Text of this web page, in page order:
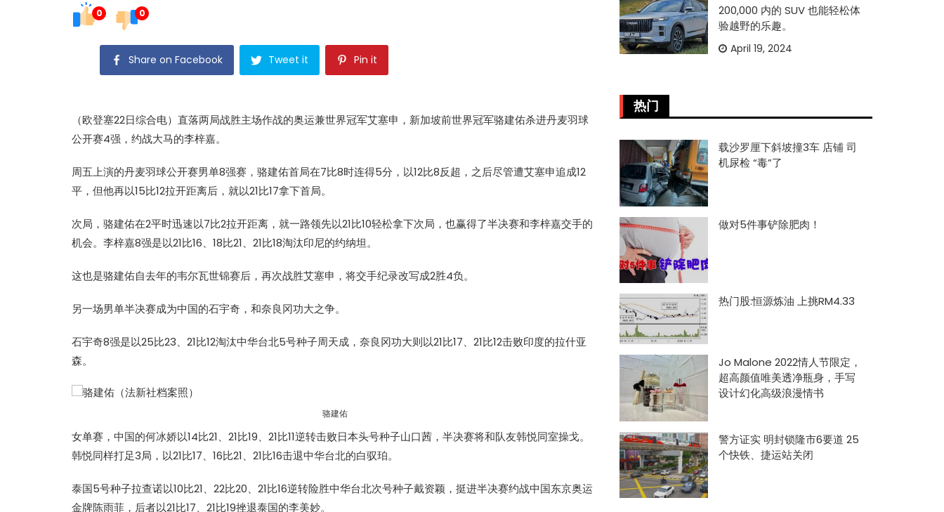
0 0
Share on Facebook Tweet it Pin it
（欧登塞22日综合电）直落两局战胜主场作战的奥运兼世界冠军艾塞申 ，新加坡前世界冠军骆建佑杀进丹麦羽球
公开赛4强，约战大马的李梓嘉。
周五上演的丹麦羽球公开赛男单8强赛， 骆建佑首局在7比8时连得5分，以12比8反超，之后尽管遭艾塞申追成12
平，但他再以15比12拉开距离后，就以21比17拿下首局。
次局， 骆建佑在2平时迅速以7比2拉开距离，就一路领先以21比10轻松拿下次局，也赢得了半决赛和李梓嘉交手的
机会。 李梓嘉8强是以21比16、18比21、21比18淘汰印尼的约纳坦。
这也是骆建佑自去年的韦尔瓦世锦赛后，再次战胜艾塞申 ，将交手纪录改写成2胜4负。
另一场男单半决赛成为中国的石宇奇，和奈良冈功大之争。
石宇奇8强是以25比23、21比12淘汰中华台北5号种子周天成，奈良冈功大则以21比17、21比12击败印度的拉什亚
森。
骆建佑
女单赛，中国的何冰娇以14比21、21比19、21比11逆转击败日本头号种子山口茜，半决赛将和队友韩悦同室操戈。
韩悦同样打足3局，以21比17、16比21、21比16击退中华台北的白驭珀。
泰国5号种子拉查诺以10比21、22比20、21比16逆转险胜中华台北次号种子戴资颖，挺进半决赛约战中国东京奥运
金牌陈雨菲，后者以21比17、21比19挫退泰国的李美妙。
200,000 内的 SUV 也能轻松体
验越野的乐趣。
April 19, 2024
热门
载沙罗厘下斜坡撞3车 店铺 司
机尿检 “毒”了
做对5件事铲除肥肉！
热门股:恒源炼油 上挑RM4.33
Jo Malone 2022情人节限定，
超高颜值唯美透净瓶身，手写
设计幻化高级浪漫情书
警方证实 明封锁隆市6要道 25
个快铁、捷运站关闭